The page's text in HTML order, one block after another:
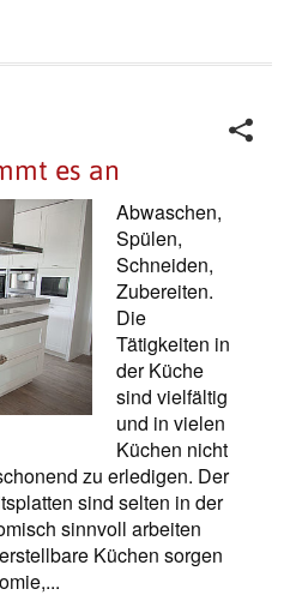
es an
Abwaschen,
Spülen,
Schneiden,
Zubereiten.
Die
Tätigkeiten in
der Küche
sind vielfältig
und in vielen
Küchen nicht
zu erledigen. Der
sind selten in der
sinnvoll arbeiten
Küchen sorgen